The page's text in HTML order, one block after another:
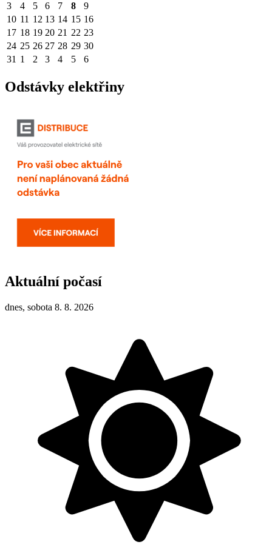
3
4 5 6 7 8
9
10 11 12 13 14 15 16
17 18 19 20 21 22 23
24 25 26 27 28 29 30
31 1 2 3 4 5 6
Odstávky elektřiny
Aktuální počasí
dnes, sobota 8. 8. 2026